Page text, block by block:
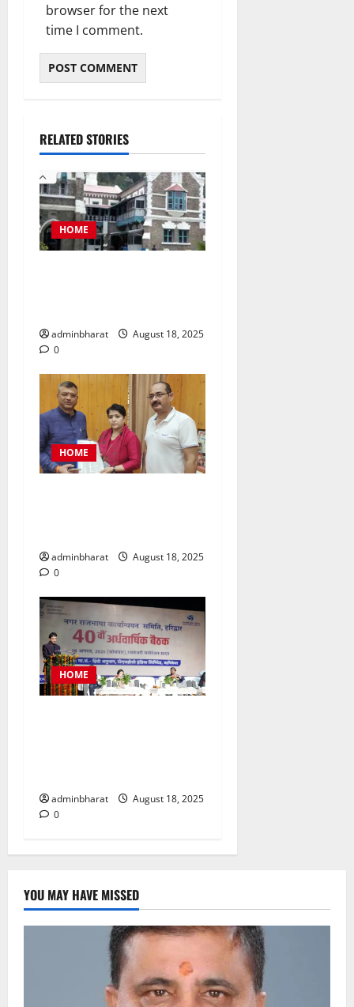
browser for the next
time I comment.
RELATED STORIES
HOME
adminbharat
August 18, 2025
0
HOME
adminbharat
August 18, 2025
0
HOME
adminbharat
August 18, 2025
0
YOU MAY HAVE MISSED